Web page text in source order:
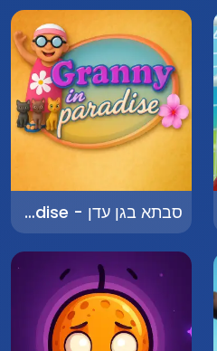
סבתא בגן עדן - Grandma in Paradise